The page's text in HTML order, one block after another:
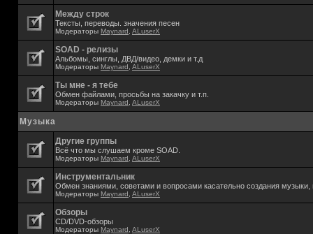
Между строк
Тексты, переводы. значения песен
Модераторы Maynard ALuserX
SOAD - релизы
Альбомы, синглы, ДВД/видео, демки и т.д
Модераторы Maynard ALuserX
Ты мне - я тебе
Обмен файлами, просьбы на закачку и т.п.
Модераторы Maynard ALuserX
Музыка
Другие группы
Всё что мы слушаем кроме SOAD.
Модераторы Maynard ALuserX
Инструментальник
Обмен знаниями, советами и вопросами касательно создания музыки,
Модераторы Maynard ALuserX
Обзоры
CD/DVD-обзоры
Модераторы Maynard ALuserX